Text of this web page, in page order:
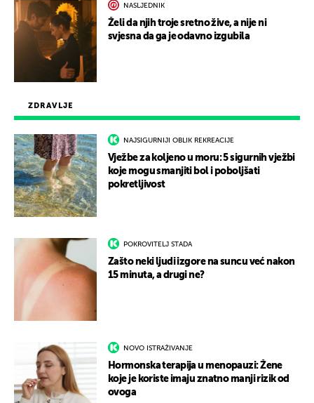
ZDRAVLJE
NAJSIGURNIJI OBLIK REKREACIJE
Vježbe za koljeno u moru: 5 sigurnih vježbi
koje mogu smanjiti bol i poboljšati
pokretljivost
POKROVITELJ STADA
Zašto neki ljudi izgore na suncu već nakon
15 minuta, a drugi ne?
NOVO ISTRAŽIVANJE
Hormonska terapija u menopauzi: Žene
koje je koriste imaju znatno manji rizik od
ovoga
NASLJEDNIK
Želi da njih troje sretno žive, a nije ni
svjesna da ga je odavno izgubila